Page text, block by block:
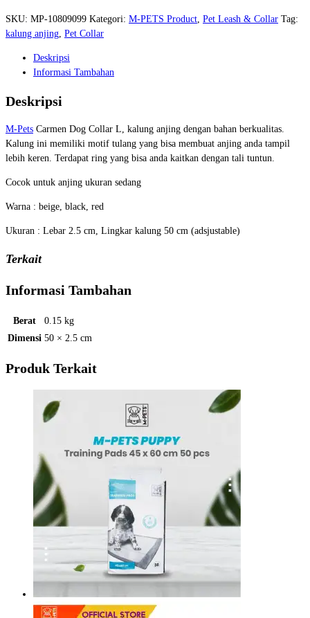
SKU: MP-10809099 Kategori: M-PETS Product, Pet Leash & Collar Tag:
kalung anjing, Pet Collar
Deskripsi
Informasi Tambahan
Deskripsi
M-Pets Carmen Dog Collar L, kalung anjing dengan bahan berkualitas.
Kalung ini memiliki motif tulang yang bisa membuat anjing anda tampil
lebih keren. Terdapat ring yang bisa anda kaitkan dengan tali tuntun.
Cocok untuk anjing ukuran sedang
Warna : beige, black, red
Ukuran : Lebar 2.5 cm, Lingkar kalung 50 cm (adsjustable)
Terkait
Informasi Tambahan
Berat
0.15 kg
Dimensi 50 × 2.5 cm
Produk Terkait